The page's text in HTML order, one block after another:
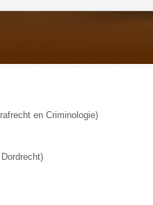
en Criminologie)